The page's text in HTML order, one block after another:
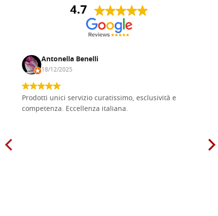
4.7
Antonella Benelli
18/12/2025
Prodotti unici servizio curatissimo, esclusività e
competenza. Eccellenza italiana.